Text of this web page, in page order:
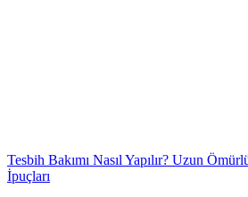
Tesbih Bakımı Nasıl Yapılır? Uzun
İpuçları